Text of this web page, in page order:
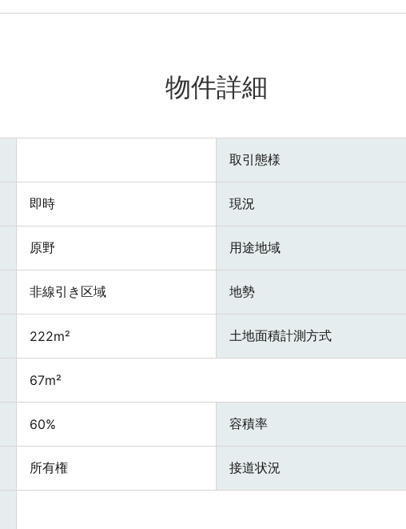
物件詳細
取引態様
即時 現況
原野 用途地域
非線引き区域 地勢
222m² 土地面積計測方式
67m²
60% 容積率
所有権 接道状況